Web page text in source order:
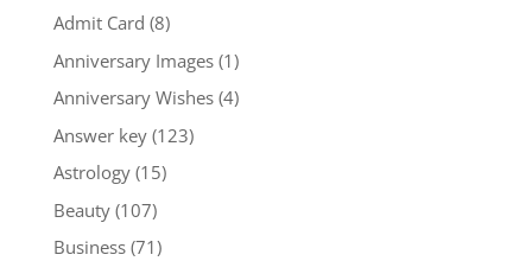
Admit Card (8)
Anniversary Images(1)
Anniversary Wishes(4)
Answer key(123)
Astrology(15)
Beauty(107)
Business(71)